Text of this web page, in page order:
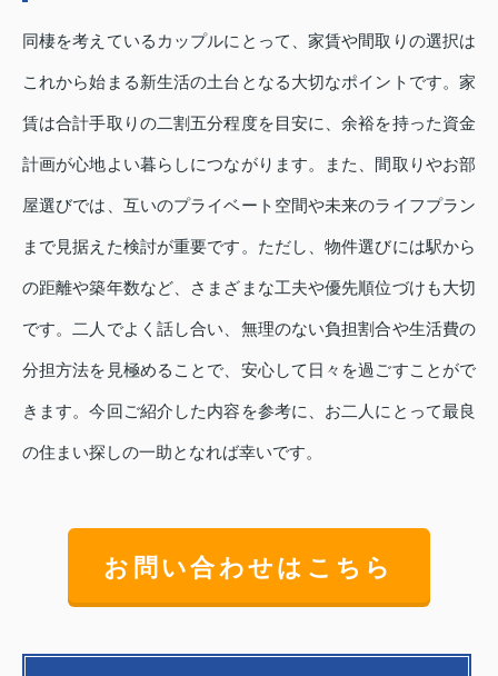
同棲を考えているカップルにとって、家賃や間取りの選択は
これから始まる新生活の土台となる大切なポイントです。家
賃は合計手取りの二割五分程度を目安に、余裕を持った資金
計画が心地よい暮らしにつながります。また、間取りやお部
屋選びでは、互いのプライベート空間や未来のライフプラン
まで見据えた検討が重要です。ただし、物件選びには駅から
の距離や築年数など、さまざまな工夫や優先順位づけも大切
です。二人でよく話し合い、無理のない負担割合や生活費の
分担方法を見極めることで、安心して日々を過ごすことがで
きます。今回ご紹介した内容を参考に、お二人にとって最良
の住まい探しの一助となれば幸いです。
お問い合わせはこちら